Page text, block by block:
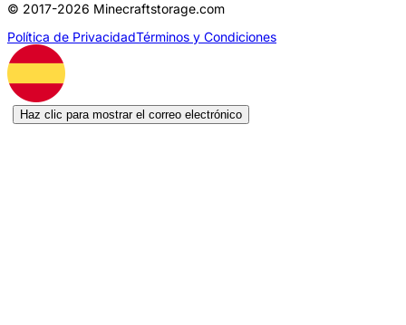
© 2017-2026 Minecraftstorage.com
Política de PrivacidadTérminos y Condiciones
Haz clic para mostrar el correo electrónico